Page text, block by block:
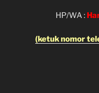
HP/WA :
(ketuk nomor